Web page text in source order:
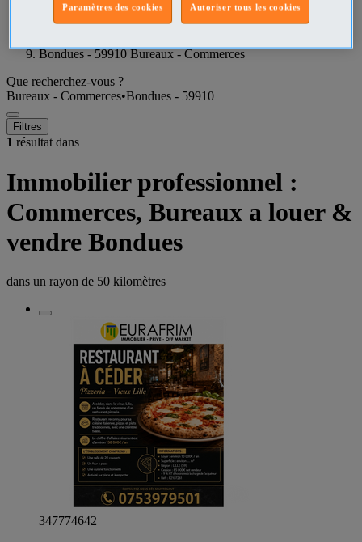
Nord Bureaux - Commerces
Bondues - 59910 Bureaux - Commerces
Que recherchez-vous ?
Bureaux - Commerces•Bondues - 59910
Filtres
1 résultat dans
Immobilier professionnel :
Commerces, Bureaux a louer &
vendre Bondues
dans un rayon de 50 kilomètres
347774642
Autoriser tous les cookies
Paramètres des cookies